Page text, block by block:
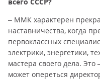
– ММК характерен
наставничества, когда
первоклассных
электрики, энергетики,
мастера своего дела. Это
может опереться